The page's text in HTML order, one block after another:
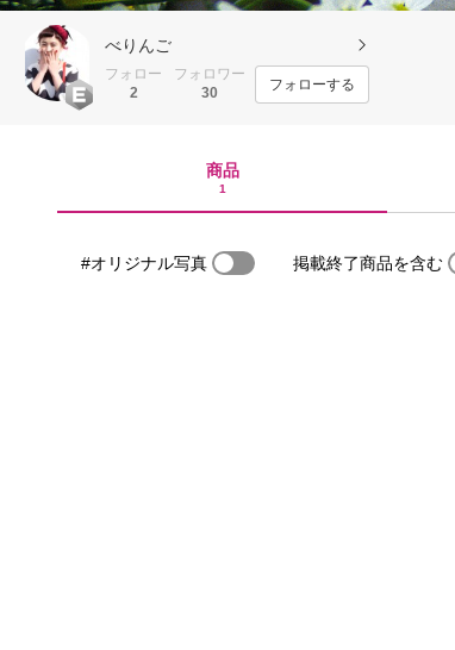
べりんご
フォロー
2
フォロワー
30
フォローする
商品
1
#オリジナル写真 掲載終了商品を含む